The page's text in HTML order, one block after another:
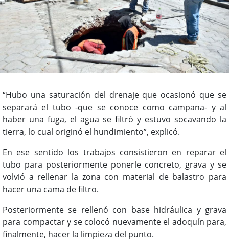
“Hubo una saturación del drenaje que ocasionó que se
separará el tubo -que se conoce como campana- y al
haber una fuga, el agua se filtró y estuvo socavando la
tierra, lo cual originó el hundimiento”, explicó.
En ese sentido los trabajos consistieron en reparar el
tubo para posteriormente ponerle concreto, grava y se
volvió a rellenar la zona con material de balastro para
hacer una cama de filtro.
Posteriormente se rellenó con base hidráulica y grava
para compactar y se colocó nuevamente el adoquín para,
finalmente, hacer la limpieza del punto.